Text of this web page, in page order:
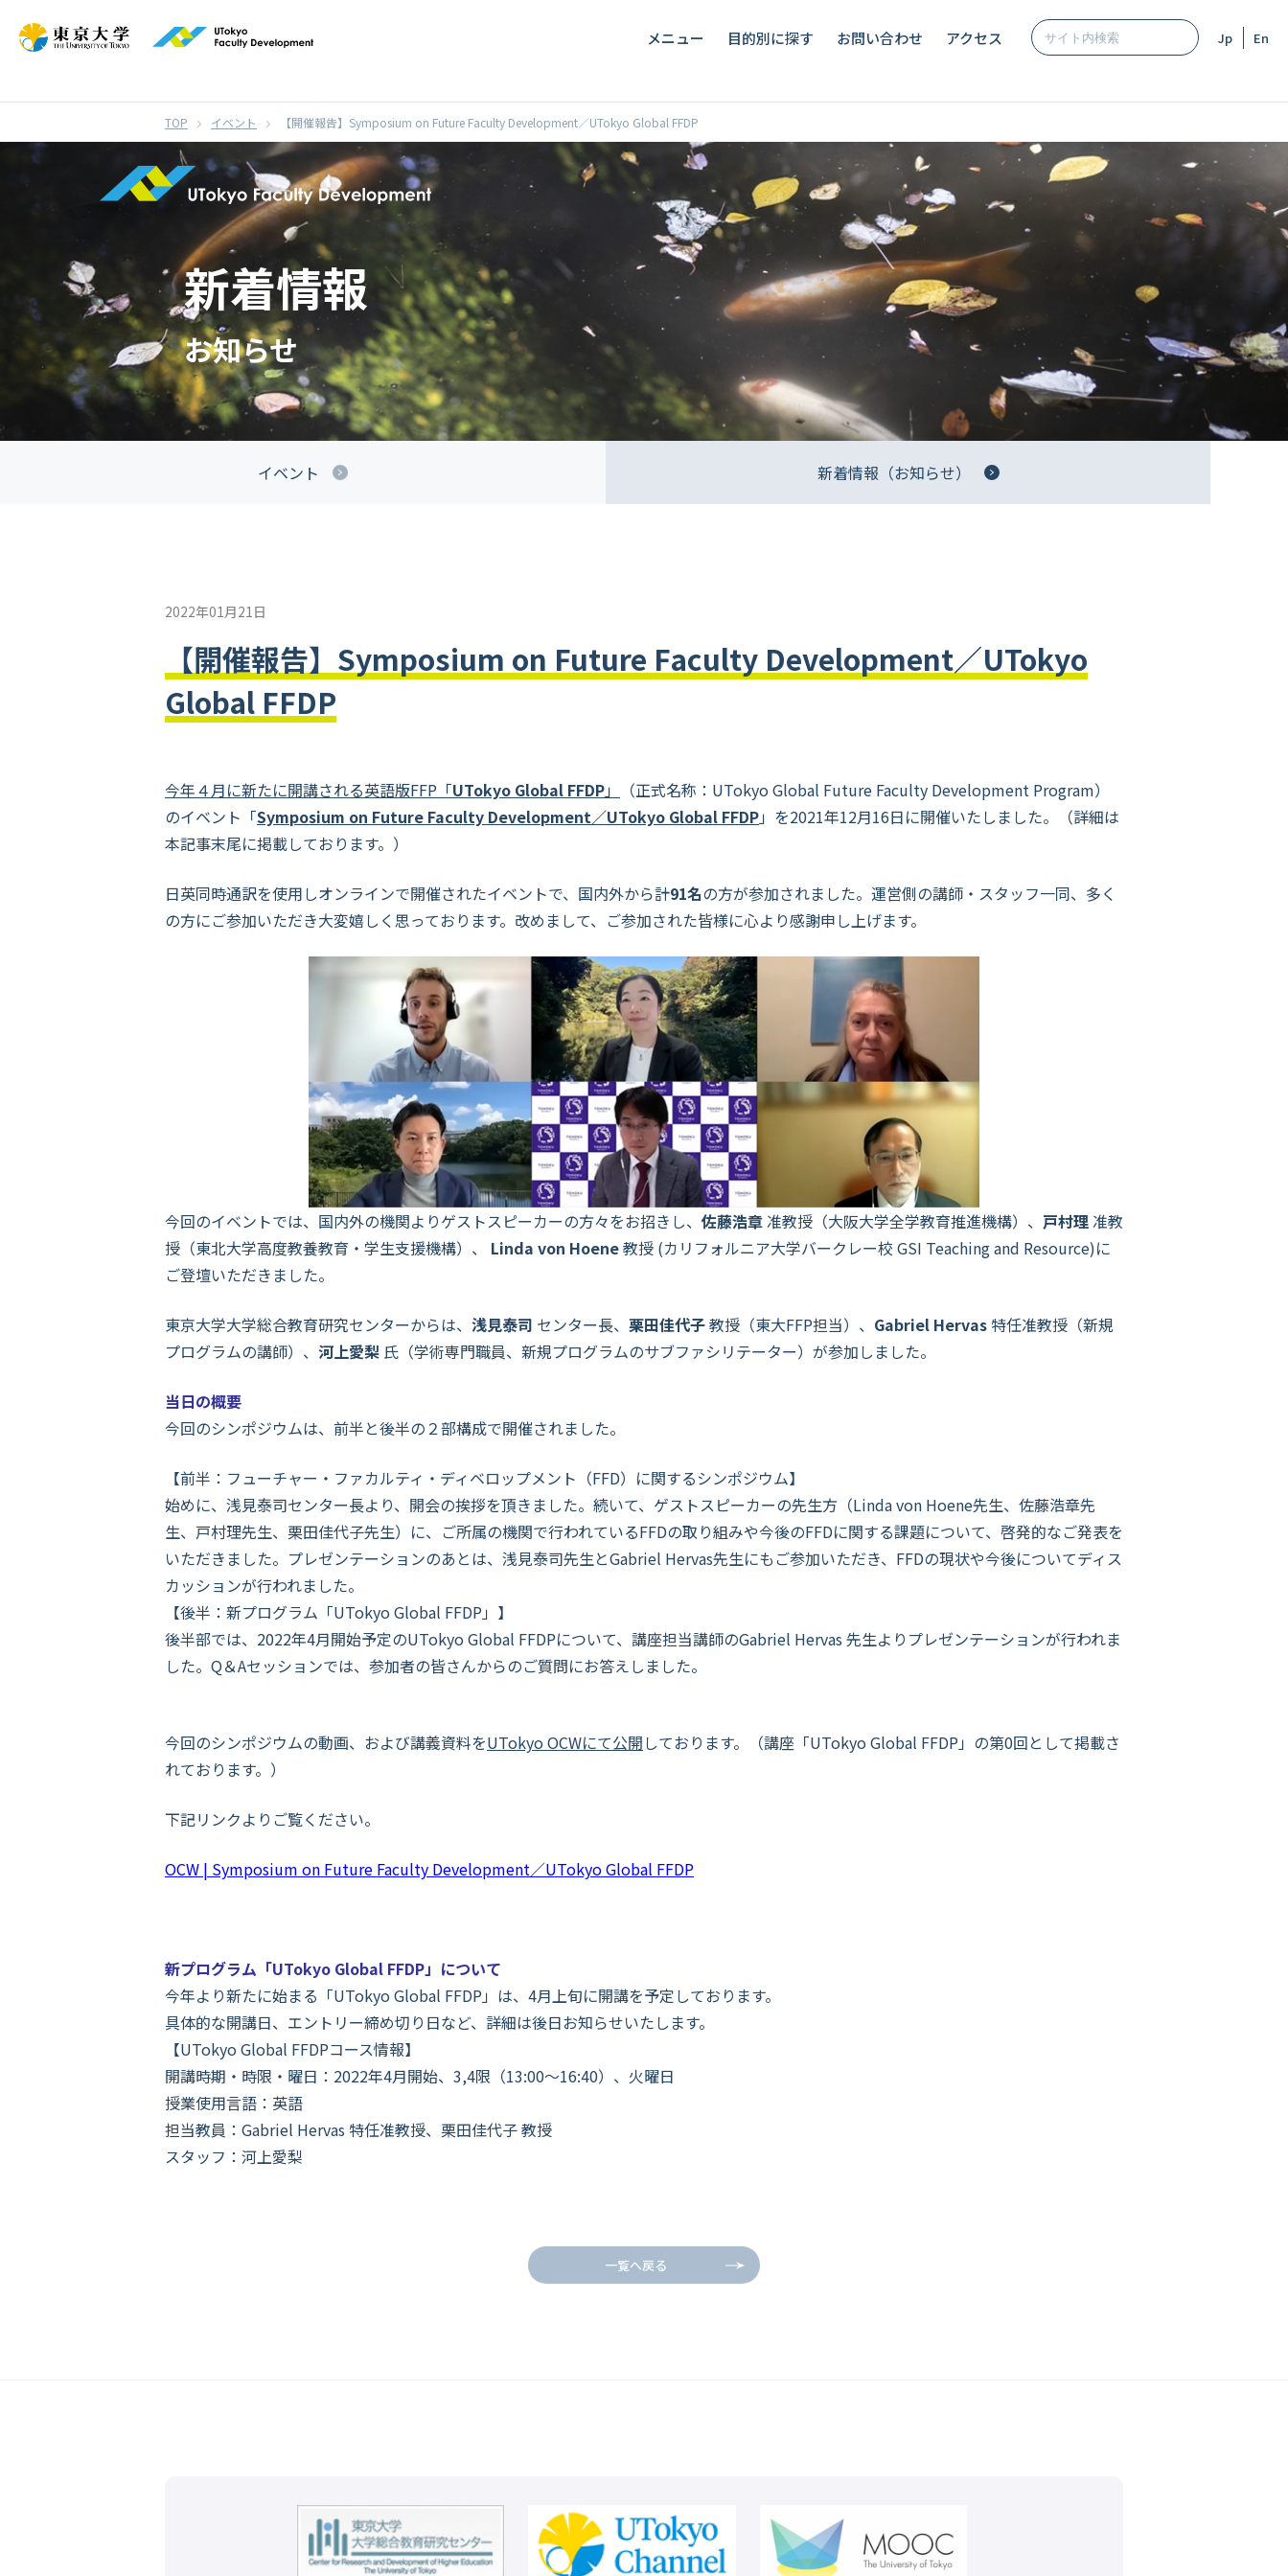
メニュー 目的別に探す お問い合わせ アクセス En
Jp
イベント 【開催報告】Symposium on Future Faculty Development／UTokyo Global FFDP
新着情報
お知らせ
イベント 新着情報（お知らせ）
2022年01月21日
【開催報告】Symposium on Future Faculty Development／UTokyo
Global FFDP
今年４月に新たに開講される英語版FFP「UTokyo Global FFDP」
（正式名称：UTokyo Global Future Faculty Development Program）
のイベント「Symposium on Future Faculty Development／UTokyo Global FFDP」を2021年12月16日に開催いたしました。（詳細は
本記事末尾に掲載しております。）
日英同時通訳を使用しオンラインで開催されたイベントで、国内外から計91名の方が参加されました。運営側の講師・スタッフ一同、多く
の方にご参加いただき大変嬉しく思っております。改めまして、ご参加された皆様に心より感謝申し上げます。
今回のイベントでは、国内外の機関よりゲストスピーカーの方々をお招きし、 佐藤浩章准教授（大阪大学全学教育推進機構）、 戸村理准教
授（東北大学高度教養教育・学生支援機構）、 Linda von Hoene教授 (カリフォルニア大学バークレー校 GSI Teaching and Resource)に
ご登壇いただきました。
東京大学大学総合教育研究センターからは、 浅見泰司 センター長、 栗田佳代子教授（東大FFP担当）、 Gabriel Hervas 特任准教授（新規
プログラムの講師）、 河上愛梨 氏（学術専門職員、新規プログラムのサブファシリテーター）が参加しました。
当日の概要
今回のシンポジウムは、前半と後半の２部構成で開催されました。
【前半：フューチャー・ファカルティ・ディベロップメント（FFD）に関するシンポジウム】
始めに、浅見泰司センター長より、開会の挨拶を頂きました。続いて、ゲストスピーカーの先生方（Linda von Hoene先生、佐藤浩章先
生、戸村理先生、栗田佳代子先生）に、ご所属の機関で行われているFFDの取り組みや今後のFFDに関する課題について、啓発的なご発表を
いただきました。プレゼンテーションのあとは、浅見泰司先生とGabriel Hervas先生にもご参加いただき、FFDの現状や今後についてディス
カッションが行われました。
【後半：新プログラム「UTokyo Global FFDP」】
後半部では、2022年4月開始予定のUTokyo Global FFDPについて、講座担当講師のGabriel Hervas 先生よりプレゼンテーションが行われま
した。Q＆Aセッションでは、参加者の皆さんからのご質問にお答えしました。
今回のシンポジウムの動画、および講義資料をUTokyo OCWにて公開しております。（講座「UTokyo Global FFDP」の第0回として掲載さ
れております。）
下記リンクよりご覧ください。
OCW | Symposium on Future Faculty Development／UTokyo Global FFDP
新プログラム「UTokyo Global FFDP」について
今年より新たに始まる「UTokyo Global FFDP」は、4月上旬に開講を予定しております。
具体的な開講日、エントリー締め切り日など、詳細は後日お知らせいたします。
【UTokyo Global FFDPコース情報】
開講時期・時限・曜日：2022年4月開始、3,4限（13:00～16:40）、火曜日
授業使用言語：英語
担当教員：Gabriel Hervas 特任准教授、栗田佳代子 教授
スタッフ：河上愛梨
一覧へ戻る